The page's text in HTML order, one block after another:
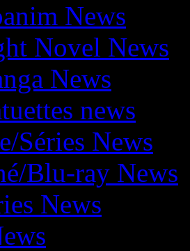
News
Novel News
News
news
Séries News
Blu-ray News
News